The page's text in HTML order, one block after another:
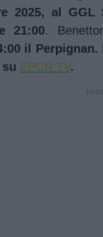
2025, al
21:00.
il
su EPCR TV.